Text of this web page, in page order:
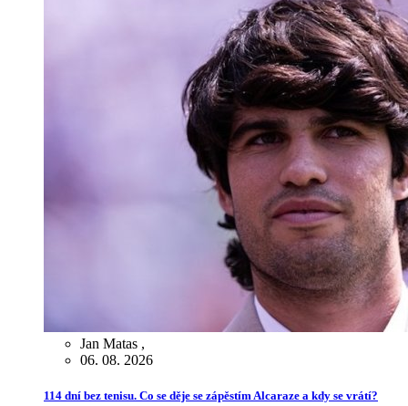
Jan Matas ,
06. 08. 2026
114 dní bez tenisu. Co se děje se zápěstím Alcaraze a kdy se vrátí?